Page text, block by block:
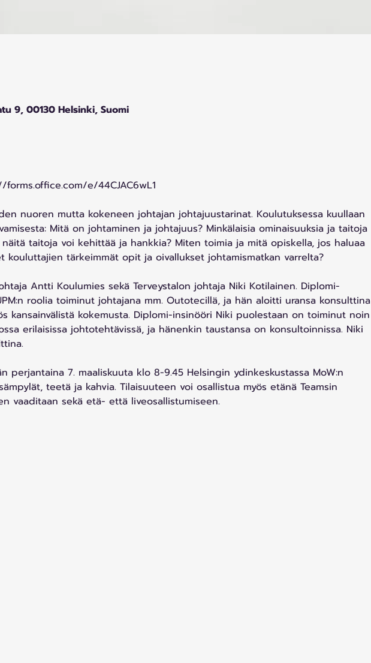
9, 00130 Helsinki, Suomi
e/44CJAC6wL1
nuoren mutta kokeneen johtajan johtajuustarinat. Koulutuksessa kuullaan
Mitä on johtaminen ja johtajuus? Minkälaisia ominaisuuksia ja taitoja
taitoja voi kehittää ja hankkia? Miten toimia ja mitä opiskella, jos haluaa
kouluttajien tärkeimmät opit ja oivallukset johtamismatkan varrelta?
Antti Koulumies sekä Terveystalon johtaja Niki Kotilainen. Diplomi-
roolia toiminut johtajana mm. Outotecillä, ja hän aloitti uransa konsulttina
kansainvälistä kokemusta. Diplomi-insinööri Niki puolestaan on toiminut noin
erilaisissa johtotehtävissä, ja hänenkin taustansa on konsultoinnissa. Niki
perjantaina 7. maaliskuuta klo 8-9.45 Helsingin ydinkeskustassa MoW:n
teetä ja kahvia. Tilaisuuteen voi osallistua myös etänä Teamsin
vaaditaan sekä etä- että liveosallistumiseen.